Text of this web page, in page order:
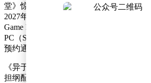
堂》惊艳亮相，不仅发布了最新预告片
2027年1月15日全球发售。这款原创动作
Game Pass、Xbox Series X|S、Xbox on
PC（Steam）以及PlayStation®5平台，
预约通道。
《异于天堂》以美日混血儿大东真为主
担纲配音与动作捕捉。游戏通过跨越50